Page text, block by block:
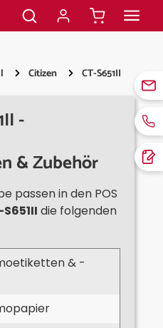
Citizen CT-S651II
-
& Zubehör
passen in den POS
die folgenden
& -